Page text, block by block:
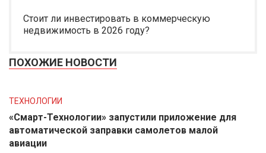
Стоит ли инвестировать в коммерческую
недвижимость в 2026 году?
ПОХОЖИЕ НОВОСТИ
ТЕХНОЛОГИИ
«Смарт-Технологии» запустили приложение для
автоматической заправки самолетов малой
авиации